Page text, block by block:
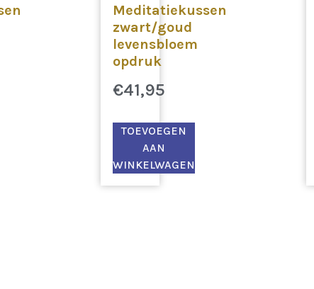
Meditatiekussen
zwart/goud
levensbloem
opdruk
€41,95
TOEVOEGEN
AAN
WINKELWAGEN